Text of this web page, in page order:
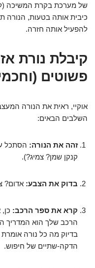
של מערכת בקרת המשיכה
כיבית אותה בטעות, הנורה
להפעיל אותה חזרה.
פשוטים
אוקיי, ראית את הנורה
השלבים הבאים:
זהה את הנורה: הסתכל
קנקן שמן? צמיג?).
בדוק את הצבע: אדום?
קרא את ספר הרכב:
הרכב שלך הוא המדריך
בדיוק מה כל נורה
הדקה-שתיים של חיפוש.